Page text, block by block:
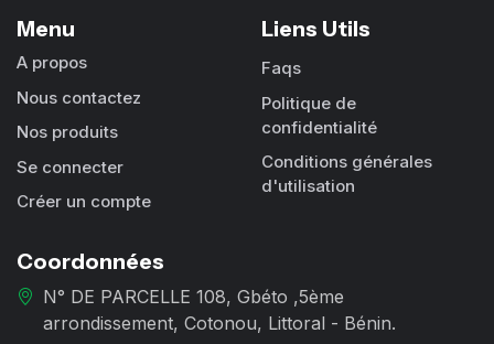
Menu
A propos
Nous contactez
Nos produits
Se connecter
Créer un compte
Liens Utils
Faqs
Politique de
confidentialité
Conditions générales
d'utilisation
Coordonnées
N° DE PARCELLE 108, Gbéto ,5ème
arrondissement, Cotonou, Littoral - Bénin.